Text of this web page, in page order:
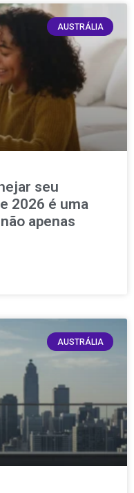
AUSTRÁLIA
seu
2026 é uma
apenas
AUSTRÁLIA